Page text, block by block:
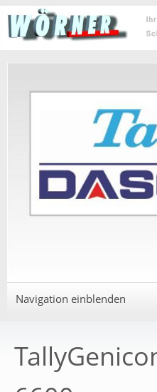
Navigation einblenden